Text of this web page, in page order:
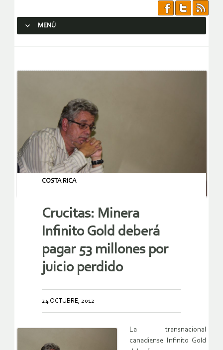
MENÚ
COSTA RICA
Crucitas: Minera
Infinito Gold deberá
pagar 53 millones por
juicio perdido
24 OCTUBRE, 2012
La transnacional
canadiense Infinito Gold